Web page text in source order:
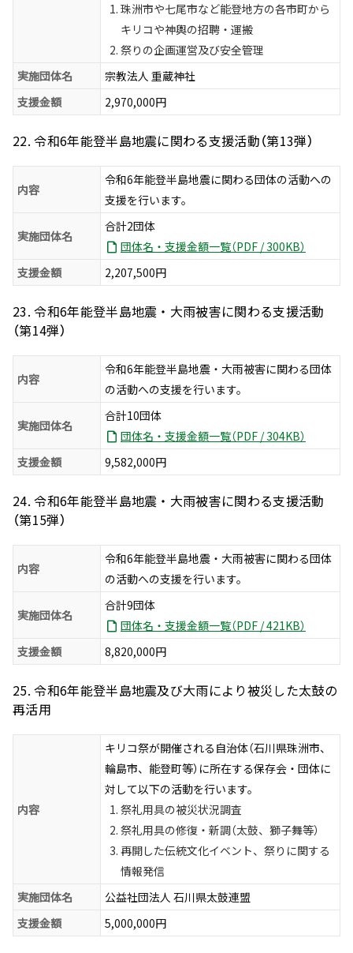
珠洲市や七尾市など能登地方の各市町から
キリコや神輿の招聘・運搬
祭りの企画運営及び安全管理
実施団体名
宗教法人 重蔵神社
支援金額
2,970,000円
22. 令和6年能登半島地震に関わる支援活動（第13弾）
内容
令和6年能登半島地震に関わる団体の活動への
支援を行います。
実施団体名
合計2団体
団体名・支援金額一覧（PDF / 300KB）
支援金額
2,207,500円
23. 令和6年能登半島地震・大雨被害に関わる支援活動
（第14弾）
内容
令和6年能登半島地震・大雨被害に関わる団体
の活動への支援を行います。
実施団体名
合計10団体
団体名・支援金額一覧（PDF / 304KB）
支援金額
9,582,000円
24. 令和6年能登半島地震・大雨被害に関わる支援活動
（第15弾）
内容
令和6年能登半島地震・大雨被害に関わる団体
の活動への支援を行います。
実施団体名
合計9団体
団体名・支援金額一覧（PDF / 421KB）
支援金額
8,820,000円
25. 令和6年能登半島地震及び大雨により被災した太鼓の
再活用
内容
キリコ祭が開催される自治体（石川県珠洲市、
輪島市、能登町等）に所在する保存会・団体に
対して以下の活動を行います。
祭礼用具の被災状況調査
祭礼用具の修復・新調（太鼓、獅子舞等）
再開した伝統文化イベント、祭りに関する
情報発信
実施団体名
公益社団法人 石川県太鼓連盟
支援金額
5,000,000円